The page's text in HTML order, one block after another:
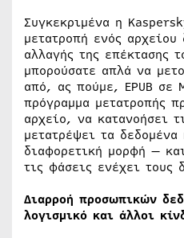
Συγκεκριμένα η
μετατροπή ενός
αλλαγής της επέκτασης
μπορούσατε απλά να
από, ας πούμε, EPUB σε
πρόγραμμα μετατροπής
αρχείο, να κατανοήσει
μετατρέψει τα
διαφορετική μορφή —
τις φάσεις ενέχει τους
Διαρροή προσωπικών
λογισμικό και άλλοι